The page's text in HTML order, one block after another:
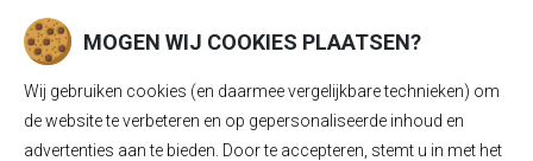
0318 - 250030
KLANTENSERVICE
MOGEN WIJ COOKIES PLAATSEN?
Wij gebruiken cookies (en daarmee vergelijkbare technieken) om
de website te verbeteren en op gepersonaliseerde inhoud en
advertenties aan te bieden. Door te accepteren, stemt u in met het